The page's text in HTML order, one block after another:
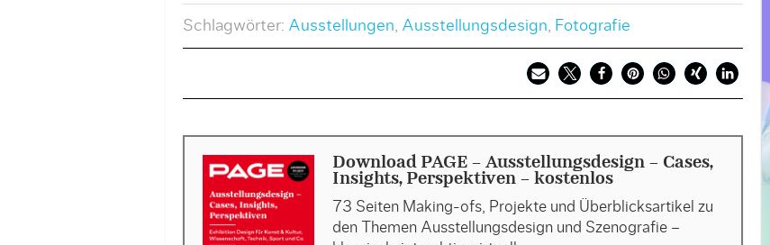
Schlagwörter: Ausstellungen, Ausstellungsdesign, Fotografie
Download PAGE - Ausstellungsdesign - Cases,
Insights, Perspektiven - kostenlos
73 Seiten Making-ofs, Projekte und Überblicksartikel zu
den Themen Ausstellungsdesign und Szenografie –